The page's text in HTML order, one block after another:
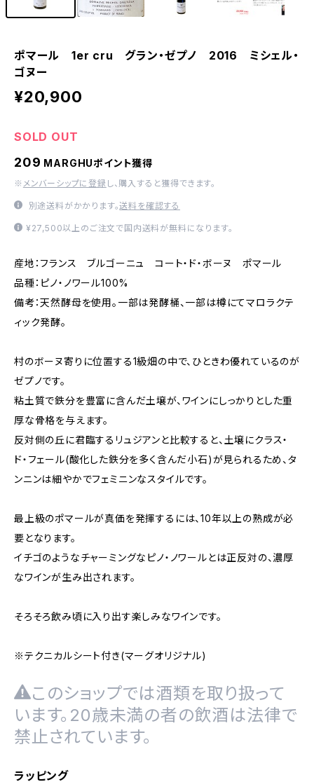
ポマール 1er cru グラン・ゼプノ 2016 ミシェル・
ゴヌー
¥20,900
SOLD OUT
209 MARGHUポイント獲得
※ メンバーシップに登録 し、購入すると獲得できます。
別途送料がかかります。送料を確認する
¥27,500以上のご注文で国内送料が無料になります。
産地：フランス ブルゴーニュ コート・ド・ボーヌ ポマール
品種：ピノ・ノワール100%
備考：天然酵母を使用。一部は発酵桶、一部は樽にてマロラクテ
ィック発酵。
村のボーヌ寄りに位置する1級畑の中で、ひときわ優れているのが
ゼプノです。
粘土質で鉄分を豊富に含んだ土壌が、ワインにしっかりとした重
厚な骨格を与えます。
反対側の丘に君臨するリュジアンと比較すると、土壌にクラス・
ド・フェール(酸化した鉄分を多く含んだ小石)が見られるため、タ
ンニンは細やかでフェミニンなスタイルです。
最上級のポマールが真価を発揮するには、10年以上の熟成が必
要となります。
イチゴのようなチャーミングなピノ・ノワールとは正反対の、濃厚
なワインが生み出されます。
そろそろ飲み頃に入り出す楽しみなワインです。
※テクニカルシート付き(マーグオリジナル)
このショップでは酒類を取り扱って
います。20歳未満の者の飲酒は法律で
禁止されています。
ラッピング